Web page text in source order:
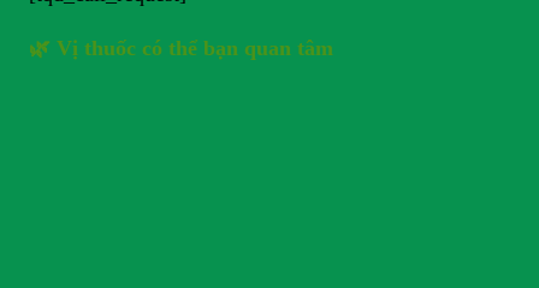
🌿 Vị thuốc có thể bạn quan tâm